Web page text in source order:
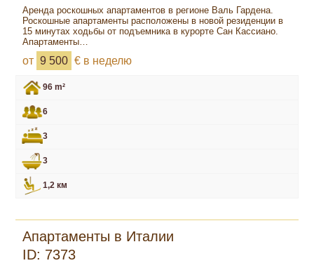
Аренда роскошных апартаментов в регионе Валь Гардена.
Роскошные апартаменты расположены в новой резиденции в
15 минутах ходьбы от подъемника в курорте Сан Кассиано.
Апартаменты…
от 9 500 € в неделю
96 m²
6
3
3
1,2 км
Апартаменты в Италии
ID: 7373